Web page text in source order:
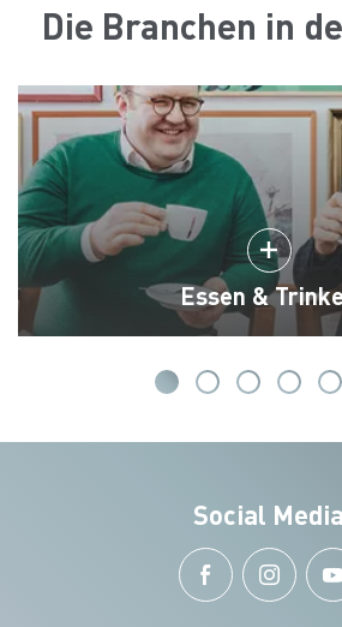
Die Branchen in
Essen &
Social Media